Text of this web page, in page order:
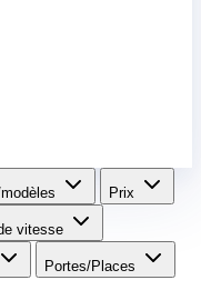
Prix
vitesse​
Portes/Places